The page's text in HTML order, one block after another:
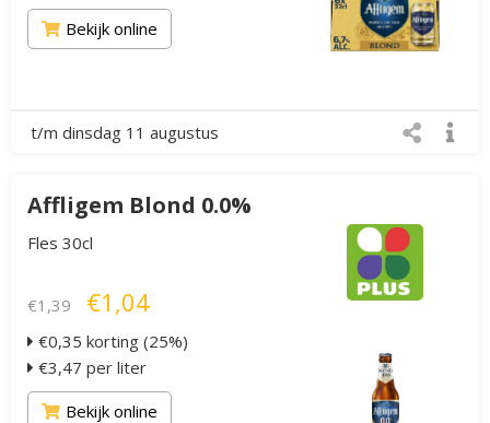
Bekijk online
t/m dinsdag 11 augustus
Affligem Blond 0.0%
Fles 30cl
€1,39 €1,04
€0,35 korting (25%)
€3,47 per liter
Bekijk online